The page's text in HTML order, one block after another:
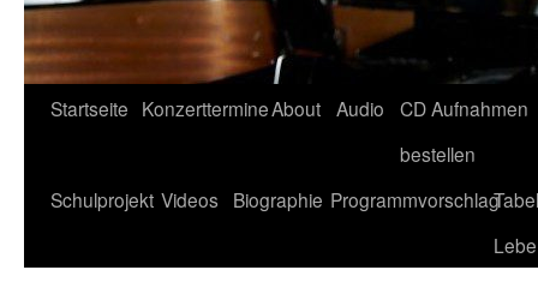
Zum
springen
Startseite KonzerttermineAbout Audio
CD Aufnahmen
bestellen
Schulprojekt Videos Biographie Programmvorschlag